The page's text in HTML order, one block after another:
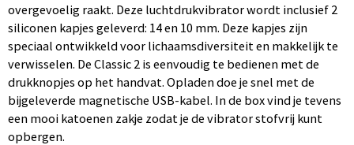
overgevoelig raakt. Deze luchtdrukvibrator wordt inclusief 2
siliconen kapjes geleverd: 14 en 10 mm. Deze kapjes zijn
speciaal ontwikkeld voor lichaamsdiversiteit en makkelijk te
verwisselen. De Classic 2 is eenvoudig te bedienen met de
drukknopjes op het handvat. Opladen doe je snel met de
bijgeleverde magnetische USB-kabel. In de box vind je tevens
een mooi katoenen zakje zodat je de vibrator stofvrij kunt
opbergen.